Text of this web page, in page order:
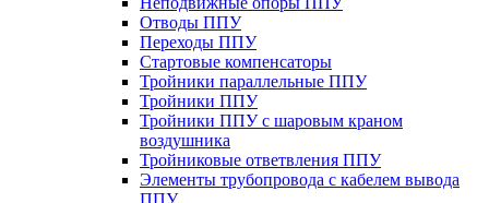
Отводы ППУ
Переходы ППУ
Стартовые компенсаторы
Тройники параллельные ППУ
Тройники ППУ
Тройники ППУ с шаровым краном
воздушника
Тройниковые ответвления ППУ
Элементы трубопровода с кабелем вывода
ППУ